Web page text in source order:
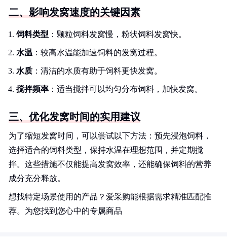
二、影响发窝速度的关键因素
饲料类型 ：颗粒饲料发窝慢，粉状饲料发窝快。
水温 ：较高水温能加速饲料的发窝过程。
水质 ：清洁的水质有助于饲料更快发窝。
搅拌频率 ：适当搅拌可以均匀分布饲料，加快发窝。
三、优化发窝时间的实用建议
为了缩短发窝时间，可以尝试以下方法：预先浸泡饲料，
选择适合的饲料类型，保持水温在理想范围，并定期搅
拌。这些措施不仅能提高发窝效率，还能确保饲料的营养
成分充分释放。
想找特定场景使用的产品？爱采购能根据需求精准匹配推
荐。为您找到您心中的专属商品